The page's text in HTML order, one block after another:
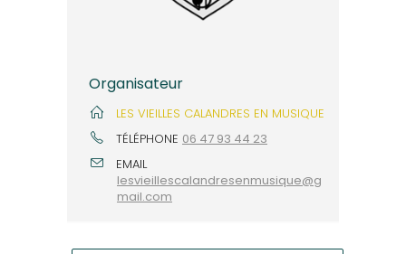
Organisateur
LES VIEILLES CALANDRES EN MUSIQUE
TÉLÉPHONE 06 47 93 44 23
EMAIL
lesvieillescalandresenmusique@g
mail.com